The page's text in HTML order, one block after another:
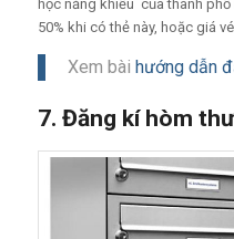
học năng khiếu của thành
50% khi có thẻ này, hoặc giá
Xem bài hướng dẫn
7. Đăng kí hòm